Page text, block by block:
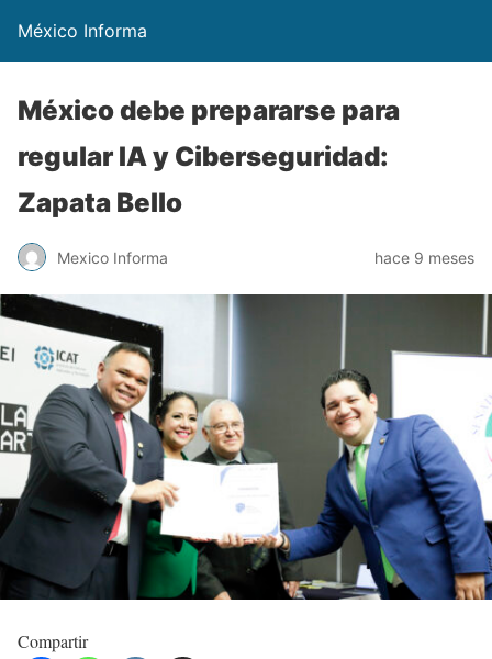
México Informa
México debe prepararse para
regular IA y Ciberseguridad:
Zapata Bello
Mexico Informa hace 9 meses
Compartir